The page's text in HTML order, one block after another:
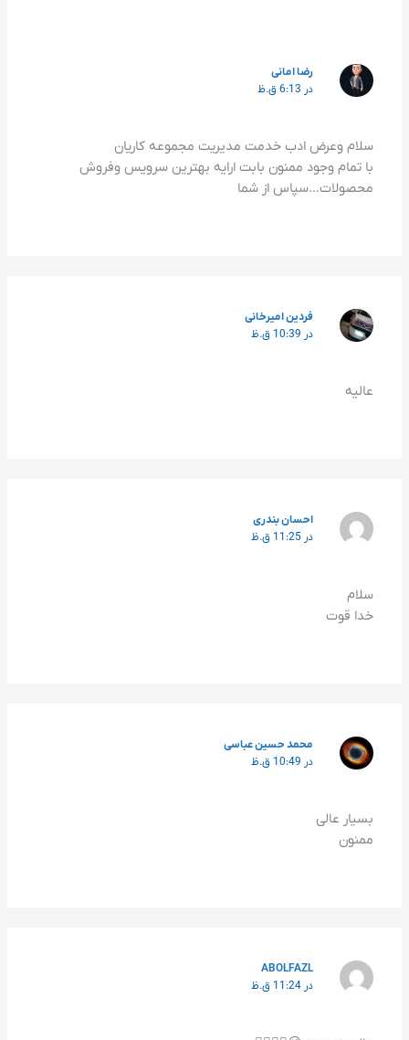
رضا امانی
در 6:13 ق.ظ
سلام وعرض ادب خدمت مدیریت مجموعه کاریان
با تمام وجود ممنون بابت ارایه بهترین سرویس وفروش
محصولات…سپاس از شما
فردین امیرخانی
در 10:39 ق.ظ
عالیه
احسان بندری
در 11:25 ق.ظ
سلام
خدا قوت
محمد حسین عباسی
در 10:49 ق.ظ
بسیار عالی
ممنون
ABOLFAZL
در 11:24 ق.ظ